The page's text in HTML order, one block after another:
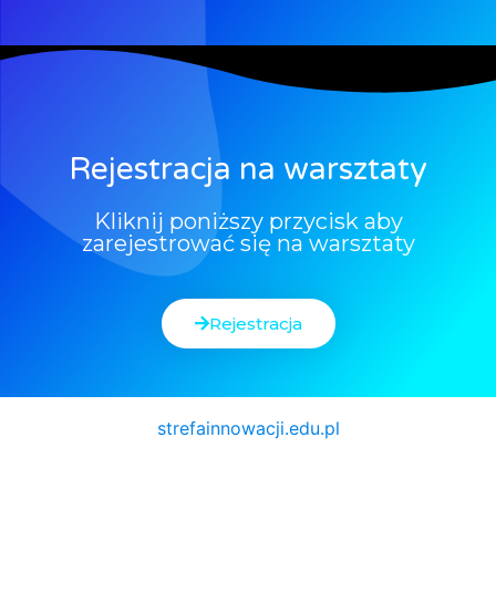
Rejestracja na warsztaty
Kliknij poniższy przycisk aby
zarejestrować się na warsztaty
Rejestracja
strefainnowacji.edu.pl